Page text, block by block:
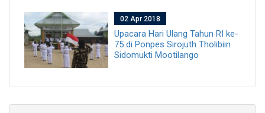
02 Apr 2018
Upacara Hari Ulang Tahun RI ke-
75 di Ponpes Sirojuth Tholibiin
Sidomukti Mootilango